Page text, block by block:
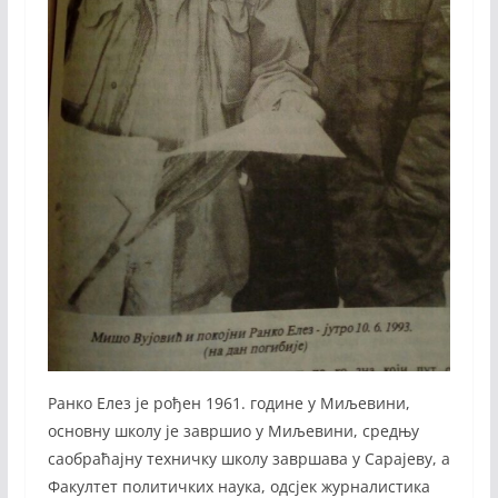
Ранко Елез је рођен 1961. године у Миљевини,
основну школу је завршио у Миљевини, средњу
саобраћајну техничку школу завршава у Сарајеву, а
Факултет политичких наука, одсјек журналистика